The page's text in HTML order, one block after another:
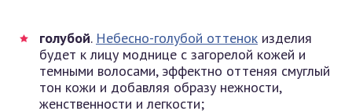
голубой. Небесно-голубой оттенок изделия
будет к лицу моднице с загорелой кожей и
темными волосами, эффектно оттеняя смуглый
тон кожи и добавляя образу нежности,
женственности и легкости;